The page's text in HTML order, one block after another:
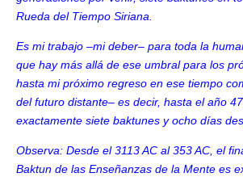
Rueda del Tiempo Siriana.
Es mi trabajo –mi deber– para toda la
que hay más allá de ese umbral para los
hasta mi próximo regreso en ese tiempo
del futuro distante– es decir, hasta el año
exactamente siete baktunes y ocho días
Observa: Desde el 3113 AC al 353 AC, el
Baktun de las Enseñanzas de la Mente es